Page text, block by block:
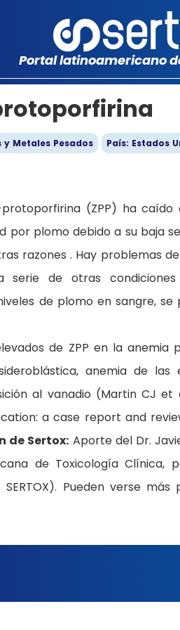
Portal latinoamericano
y Metales Pesados País: Estados
(ZPP) ha
plomo debido a su baja
razones . Hay problemas
de otras condiciones
de plomo en sangre,
de ZPP en la anemia
anemia de las
al vanadio (Martin CJ
a case report and
de Sertox: Aporte del Dr.
de Toxicología Clínica,
Pueden verse